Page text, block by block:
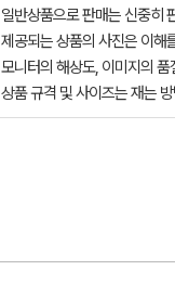
일반상품으로 판매는 신중히
제공되는 상품의 사진은 이해
모니터의 해상도, 이미지의
상품 규격 및 사이즈는 재는